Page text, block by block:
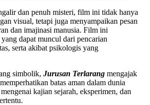
dan penuh misteri, film ini tidak hanya
visual, tetapi juga menyampaikan pesan
dan imajinasi manusia. Film ini
dapat muncul dari pencarian
serta akibat psikologis yang
simbolik, Jurusan Terlarang mengajak
batas aman dalam dunia
kajian sejarah, eksperimen, dan